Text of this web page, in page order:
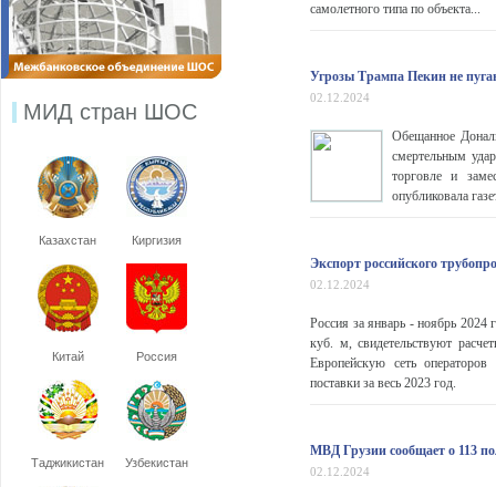
МИД стран ШОС
Казахстан Киргизия
Китай Россия
Таджикистан Узбекистан
самолетного типа по объекта...
Угрозы Трампа Пекин не
02.12.2024
Обещанное
смертельным
торговле и
опубликовала
Экспорт российского
02.12.2024
Россия за январь - ноябрь 2024
куб. м, свидетельствуют
Европейскую сеть
поставки за весь 2023 год.
МВД Грузии сообщает о 113
02.12.2024